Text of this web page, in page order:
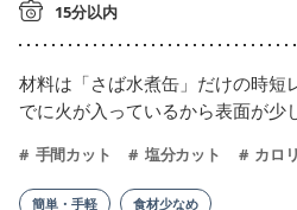
15分以内
材料は「さば水煮缶」だけの時短
でに火が入っているから表面が少
手間カット 塩分カット カロ
簡単・手軽 食材少なめ